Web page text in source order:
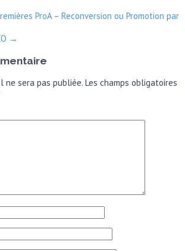
ProA – Reconversion ou Promotion par
→
ne sera pas publiée. Les champs obligatoires